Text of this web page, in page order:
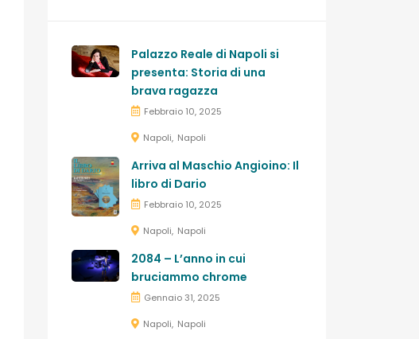
Palazzo Reale di Napoli si
presenta: Storia di una
brava ragazza
Febbraio 10, 2025
Napoli Napoli
Arriva al Maschio Angioino: Il
libro di Dario
Febbraio 10, 2025
Napoli Napoli
2084 – L’anno in cui
bruciammo chrome
Gennaio 31, 2025
Napoli Napoli